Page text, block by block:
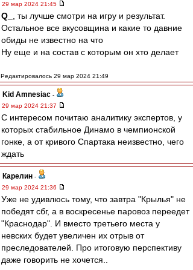
29 мар 2024 21:45
Q_
, ты лучше смотри на игру и результат.
Остальное все вкусовщина и какие то давние
обиды не известно на что
Ну еще и на состав с которым он хто делает
Редактировалось 29 мар 2024 21:49
Kid Amnesiac -
29 мар 2024 21:37
С интересом почитаю аналитику экспертов, у
которых стабильное Динамо в чемпионской
гонке, а от кривого Спартака неизвестно, чего
ждать
Карелин -
29 мар 2024 21:36
Уже не удивлюсь тому, что завтра "Крылья" не
победят сбг, а в воскресенье паровоз переедет
"Краснодар". И вместо третьего места у
невских будет увеличен их отрыв от
преследователей. Про итоговую перспективу
даже говорить не хочется..